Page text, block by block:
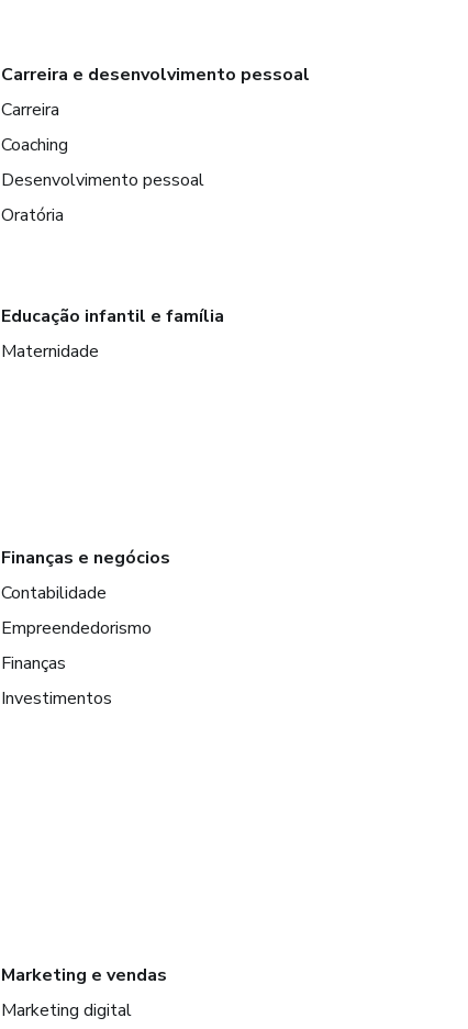
Carreira e desenvolvimento pessoal
Carreira
Coaching
Desenvolvimento pessoal
Oratória
Educação infantil e família
Maternidade
Finanças e negócios
Contabilidade
Empreendedorismo
Finanças
Investimentos
Marketing e vendas
Marketing digital